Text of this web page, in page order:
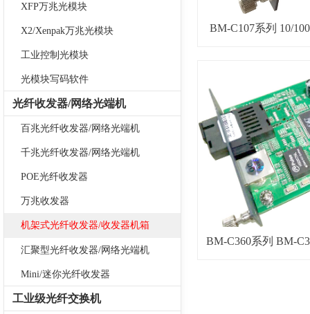
BM-C107系列 10/
BM-C360系列 BM-
XFP万兆光模块
X2/Xenpak万兆光模块
工业控制光模块
光模块写码软件
光纤收发器/网络光端机
百兆光纤收发器/网络光端机
千兆光纤收发器/网络光端机
POE光纤收发器
万兆收发器
机架式光纤收发器/收发器机箱
汇聚型光纤收发器/网络光端机
Mini/迷你光纤收发器
工业级光纤交换机